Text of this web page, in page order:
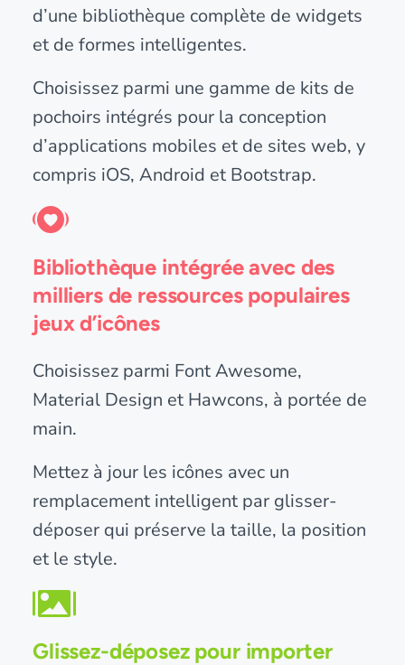
d’une bibliothèque complète de widgets
et de formes intelligentes.
Choisissez parmi une gamme de kits de
pochoirs intégrés pour la conception
d’applications mobiles et de sites web, y
compris iOS, Android et Bootstrap.
Bibliothèque intégrée avec des
milliers de ressources populaires
jeux d’icônes
Choisissez parmi Font Awesome,
Material Design et Hawcons, à portée de
main.
Mettez à jour les icônes avec un
remplacement intelligent par glisser-
déposer qui préserve la taille, la position
et le style.
Glissez-déposez pour importer